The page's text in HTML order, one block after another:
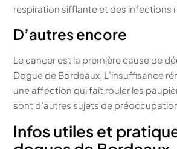
respiration sifflante et des infections
D’autres encore
Le cancer est la première cause de
Dogue de Bordeaux. L’insuffisance
une affection qui fait rouler les
sont d’autres sujets de
Infos utiles et